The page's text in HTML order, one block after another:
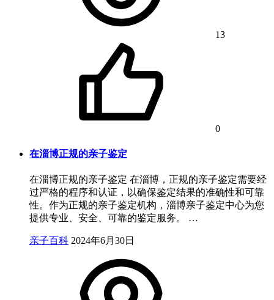
13
0
在淄博正规的亲子鉴定
在淄博正规的亲子鉴定 在淄博，正规的亲子鉴定需要经
过严格的程序和认证，以确保鉴定结果的准确性和可靠
性。作为正规的亲子鉴定机构，淄博亲子鉴定中心为您
提供专业、安全、可靠的鉴定服务。 …
亲子百科 2024年6月30日